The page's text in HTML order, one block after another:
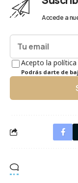
Accede a
Acepto la política
Podrás darte de